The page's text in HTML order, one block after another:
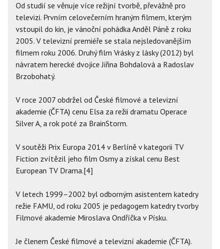
Od studií se věnuje více režijní tvorbě, převážně pro
televizi. Prvním celovečerním hraným filmem, kterým
vstoupil do kin, je vánoční pohádka Anděl Páně z roku
2005. V televizní premiéře se stala nejsledovanějším
filmem roku 2006. Druhý film Vrásky z lásky (2012) byl
návratem herecké dvojice Jiřina Bohdalová a Radoslav
Brzobohatý.
V roce 2007 obdržel od České filmové a televizní
akademie (ČFTA) cenu Elsa za režii dramatu Operace
Silver A, a rok poté za BrainStorm.
V soutěži Prix Europa 2014 v Berlíně v kategorii TV
Fiction zvítězil jeho film Osmy a získal cenu Best
European TV Drama.[4]
V letech 1999–2002 byl odborným asistentem katedry
režie FAMU, od roku 2005 je pedagogem katedry tvorby
Filmové akademie Miroslava Ondříčka v Písku.
Je členem České filmové a televizní akademie (ČFTA).